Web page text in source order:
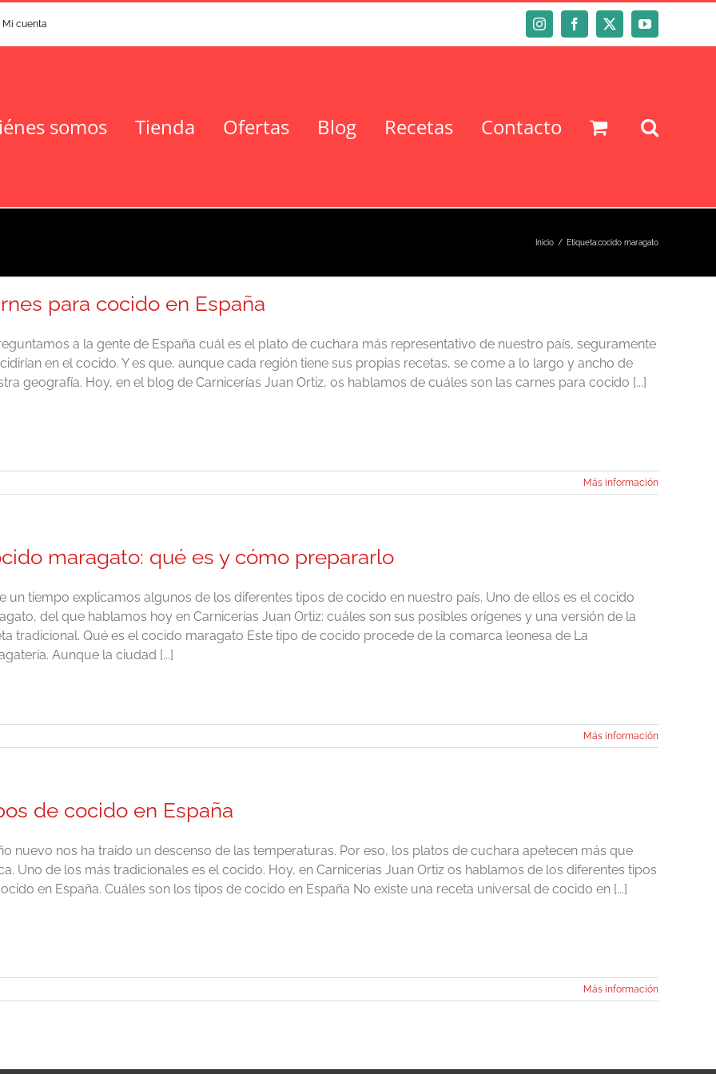
Mi cuenta InstagramFacebook
X YouTube
somos Tienda Ofertas Blog Recetas Contacto
Inicio Etiqueta:cocido maragato
para cocido en España
a la gente de España cuál es el plato de cuchara más representativo de nuestro país, seguramente
en el cocido. Y es que, aunque cada región tiene sus propias recetas, se come a lo largo y ancho de
geografía. Hoy, en el blog de Carnicerías Juan Ortiz, os hablamos de cuáles son las carnes para cocido [...]
Más información
maragato: qué es y cómo prepararlo
un tiempo explicamos algunos de los diferentes tipos de cocido en nuestro país. Uno de ellos es el cocido
del que hablamos hoy en Carnicerías Juan Ortiz: cuáles son sus posibles orígenes y una versión de la
tradicional. Qué es el cocido maragato Este tipo de cocido procede de la comarca leonesa de La
Aunque la ciudad [...]
Más información
de cocido en España
nuevo nos ha traído un descenso de las temperaturas. Por eso, los platos de cuchara apetecen más que
Uno de los más tradicionales es el cocido. Hoy, en Carnicerías Juan Ortiz os hablamos de los diferentes tipos
en España. Cuáles son los tipos de cocido en España No existe una receta universal de cocido en [...]
Más información